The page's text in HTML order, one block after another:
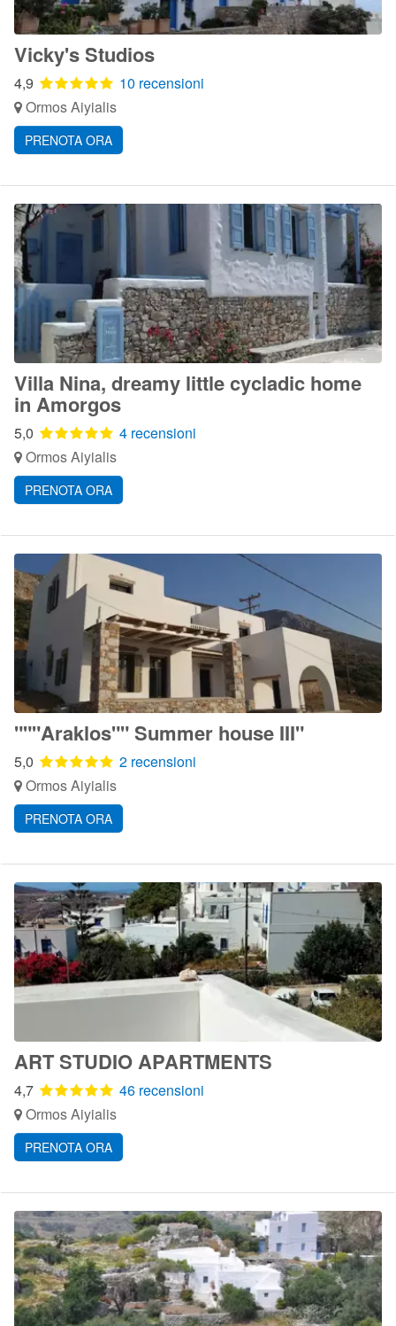
Vicky's Studios
4,9
10 recensioni
Ormos Aiyialis
PRENOTA ORA
Villa Nina, dreamy little cycladic home
in Amorgos
5,0
4 recensioni
Ormos Aiyialis
PRENOTA ORA
"""Araklos"" Summer house III"
5,0
2 recensioni
Ormos Aiyialis
PRENOTA ORA
ART STUDIO APARTMENTS
4,7
46 recensioni
Ormos Aiyialis
PRENOTA ORA